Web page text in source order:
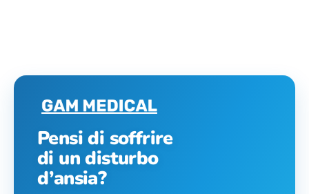
Pensi di soffrire
di un disturbo
d’ansia?